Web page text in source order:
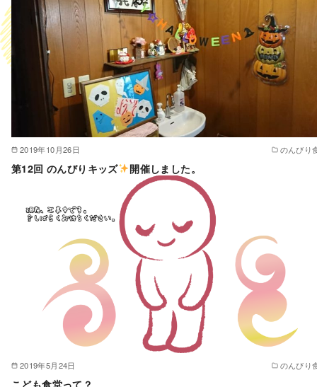
2019年10月26日 のんびり
第12回 のんびりキッズ 開催しました。
2019年5月24日 のんびり
こども食堂って？